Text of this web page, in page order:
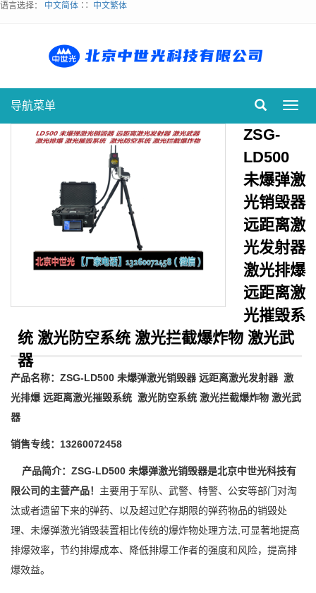
语言选择： 中文简体 ∷ 中文繁体
导航菜单
ZSG-
LD500
未爆弹激
光销毁器
远距离激
光发射器
激光排爆
远距离激
光摧毁系
统 激光防空系统 激光拦截爆炸物 激光武
器
产品名称： ZSG-LD500 未爆弹激光销毁器 远距离激光发射器 激
光排爆 远距离激光摧毁系统 激光防空系统 激光拦截爆炸物 激光武
器
销售专线： 13260072458
产品简介：ZSG-LD500未爆弹激光销毁器是北京中世光科技有
限公司的主营产品！ 主要用于军队、武警、特警、公安等部门对淘
汰或者遗留下来的弹药、以及超过贮存期限的弹药物品的销毁处
理、未爆弹激光销毁装置相比传统的爆炸物处理方法 可显著地提高
排爆效率，节约排爆成本、降低排爆工作者的强度和风险，提高排
爆效益。